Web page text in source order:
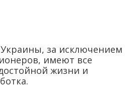
за исключением
имеют все
жизни и